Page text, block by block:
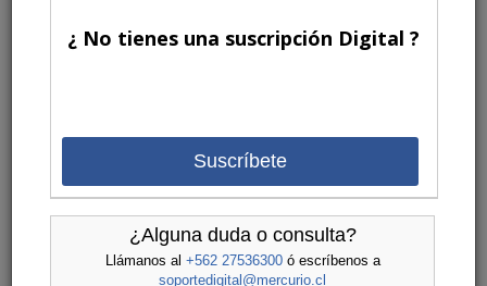
¿ No tienes una suscripción Digital ?
Suscríbete
¿Alguna duda o consulta?
Llámanos al +562 27536300ó escríbenos a
soportedigital@mercurio.cl